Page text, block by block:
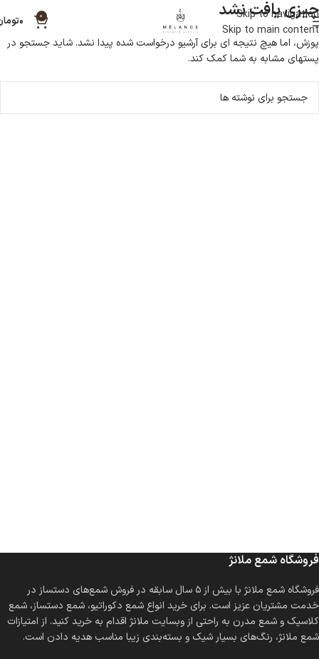
Skip to navigation
Skip to main content
0 ۰ چیزی یافت نشد
پوزش، اما هیچ نتیجه ای برای آرشیو درخواست شده پیدا نشد. شاید جستجو در
پستهای مشابه به شما کمک کند.
فروشگاه شمع ملانژ
فروشگاه شمع ملانژ با بیش از ۵ سال سابقه در فروش شمع‌های دستساز در
خدمت مشتریان عزیز است. برای خرید انواع شمع دکوراتیو، شمع دستساز، شمع
کلاسیک و شمع مدرن به راحتی از وبسایت ملانژ اقدام به خرید کنید. از امتیازات
شمع ملانژ، رنگ‌های بسیار شیک و بسته‌بندی زیبا مناسب هدیه دادن است.